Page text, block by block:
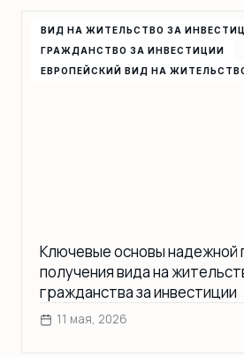
ВИД НА ЖИТЕЛЬСТВО ЗА
ГРАЖДАНСТВО ЗА ИНВЕСТИЦИИ
ЕВРОПЕЙСКИЙ ВИД НА
Ключевые основы надежной
получения вида на
гражданства за инвестиции
11 мая, 2026